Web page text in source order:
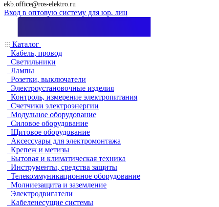
ekb.office@ros-elektro.ru
Вход в оптовую систему для юр. лиц
Каталог
Кабель, провод
Светильники
Лампы
Розетки, выключатели
Электроустановочные изделия
Контроль, измерение электропитания
Счетчики электроэнергии
Модульное оборудование
Силовое оборудование
Щитовое оборудование
Аксессуары для электромонтажа
Крепеж и метизы
Бытовая и климатическая техника
Инструменты, средства защиты
Телекоммуникационное оборудование
Молниезащита и заземление
Электродвигатели
Кабеленесущие системы